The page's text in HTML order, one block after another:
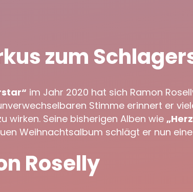
zum
im Jahr 2020 hat sich Ramon
Stimme erinnert er
Seine bisherigen Alben wie
Weihnachtsalbum schlägt er nun
Roselly